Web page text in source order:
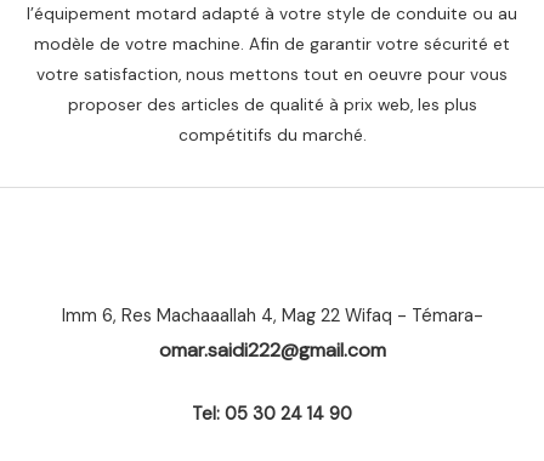
l’équipement motard adapté à votre style de conduite ou au
modèle de votre machine. Afin de garantir votre sécurité et
votre satisfaction, nous mettons tout en oeuvre pour vous
proposer des articles de qualité à prix web, les plus
compétitifs du marché.
Imm 6, Res Machaaallah 4, Mag 22 Wifaq - Témara-
omar.saidi222@gmail.com
Tel: 05 30 24 14 90